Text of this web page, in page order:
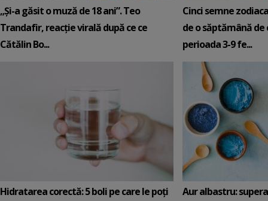
„Și-a găsit o muză de 18 ani”. Teo
Trandafir, reacție virală după ce ce
Cătălin Bo...
Cinci semne
de o săptămână de
perioada 3-9 fe...
Hidratarea corectă: 5 boli pe care le poți
Aur albastru: